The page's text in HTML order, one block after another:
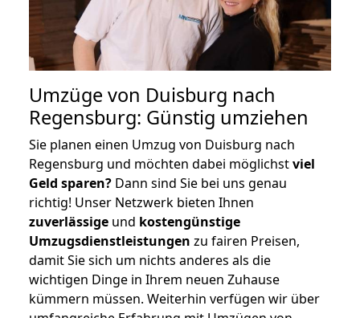
Umzüge von Duisburg nach
Regensburg: Günstig umziehen
Sie planen einen Umzug von Duisburg nach
Regensburg und möchten dabei möglichstviel
Geld sparen? Dann sind Sie bei uns genau
richtig! Unser Netzwerk bieten Ihnen
zuverlässige und kostengünstige
Umzugsdienstleistungen zu fairen Preisen,
damit Sie sich um nichts anderes als die
wichtigen Dinge in Ihrem neuen Zuhause
kümmern müssen. Weiterhin verfügen wir über